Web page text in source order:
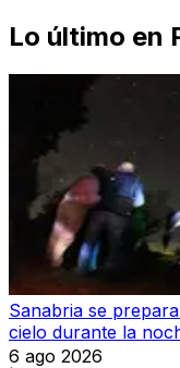
Lo último en
Sanabria se
cielo durante la
6 ago 2026